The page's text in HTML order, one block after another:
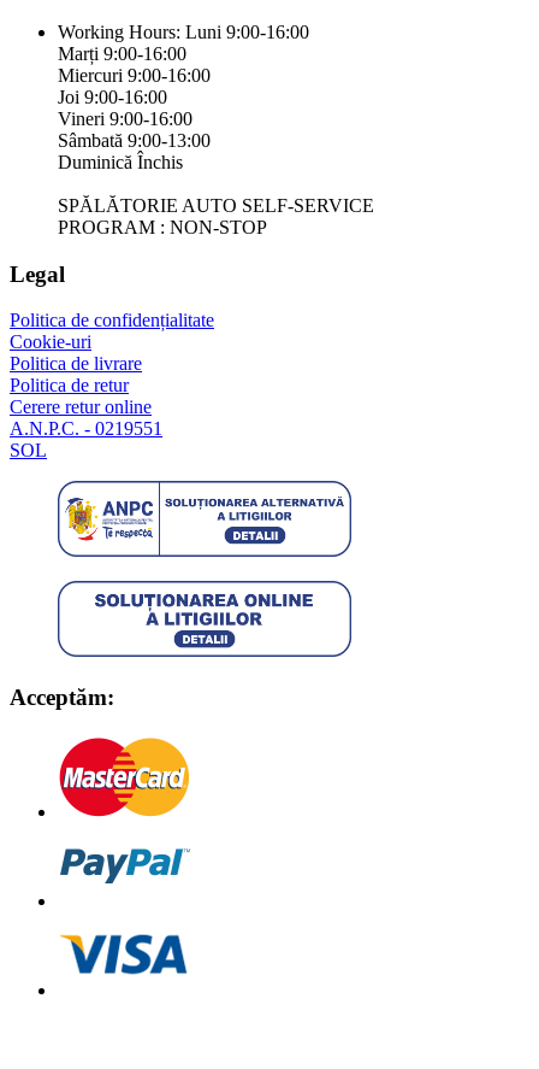
Working Hours: Luni 9:00-16:00
Marți 9:00-16:00
Miercuri 9:00-16:00
Joi 9:00-16:00
Vineri 9:00-16:00
Sâmbată 9:00-13:00
Duminică Închis
SPĂLĂTORIE AUTO SELF-SERVICE
PROGRAM : NON-STOP
Legal
Politica de confidențialitate
Cookie-uri
Politica de livrare
Politica de retur
Cerere retur online
A.N.P.C. - 0219551
SOL
Acceptăm: